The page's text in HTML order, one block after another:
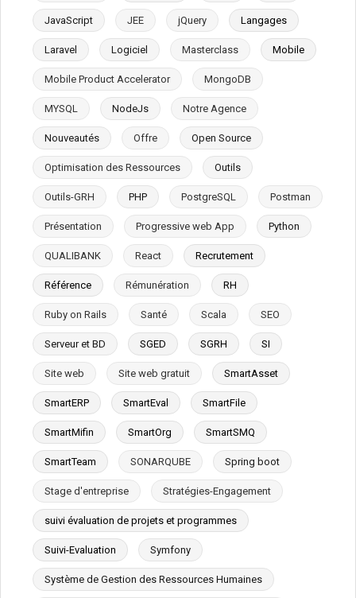
JavaScript JEE jQuery Langages
Laravel Logiciel Masterclass Mobile
Mobile Product Accelerator MongoDB
MYSQL NodeJs Notre Agence
Nouveautés Offre Open Source
Optimisation des Ressources Outils
Outils-GRH PHP PostgreSQL Postman
Présentation Progressive web App Python
QUALIBANK React Recrutement
Référence Rémunération RH
Ruby on Rails Santé Scala SEO
Serveur et BD SGED SGRH SI
Site web Site web gratuit SmartAsset
SmartERP SmartEval SmartFile
SmartMifin SmartOrg SmartSMQ
SmartTeam SONARQUBE Spring boot
Stage d'entreprise Stratégies-Engagement
suivi évaluation de projets et programmes
Suivi-Evaluation Symfony
Système de Gestion des Ressources Humaines